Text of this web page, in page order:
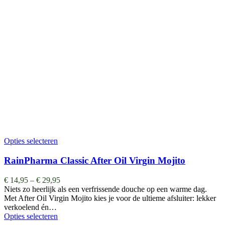
Opties selecteren
RainPharma Classic After Oil Virgin Mojito
€ 14,95 – € 29,95
Niets zo heerlijk als een verfrissende douche op een warme dag.
Met After Oil Virgin Mojito kies je voor de ultieme afsluiter: lekker
verkoelend én…
Opties selecteren